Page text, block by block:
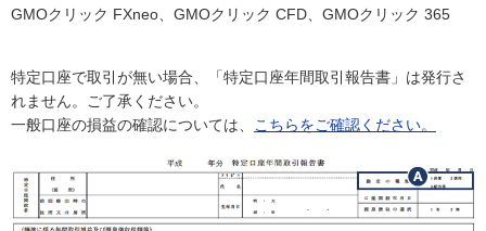
GMOクリック FXneo、GMOクリック CFD、GMOクリック 365
特定口座で取引が無い場合、「特定口座年間取引報告書」は発行さ
れません。ご了承ください。
一般口座の損益の確認については、
こちらをご確認ください。